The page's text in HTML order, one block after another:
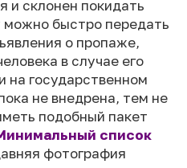
и склонен покидать
быстро передать
о пропаже,
в случае его
на государственном
не внедрена, тем не
подобный пакет
список
фотография